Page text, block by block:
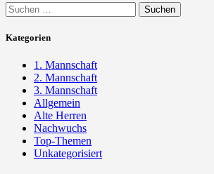
Suchen
nach:
Kategorien
1. Mannschaft
2. Mannschaft
3. Mannschaft
Allgemein
Alte Herren
Nachwuchs
Top-Themen
Unkategorisiert